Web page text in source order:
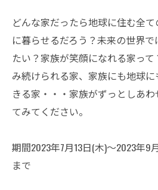
どんな家だったら地球に住む全
に暮らせるだろう？未来の世界
たい？家族が笑顔になれる家っ
み続けられる家、家族にも地球
きる家・・・家族がずっとしあ
てみてください。
期間2023年7月13日(木)～2023年9
まで